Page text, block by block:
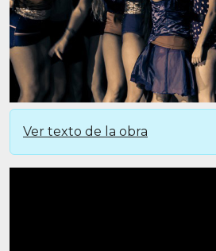
Ver texto de la obra